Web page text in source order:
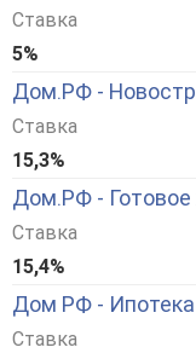
Ставка
5%
Дом.РФ -
Ставка
15,3%
Дом.РФ -
Ставка
15,4%
Дом РФ - Ипотека
Ставка